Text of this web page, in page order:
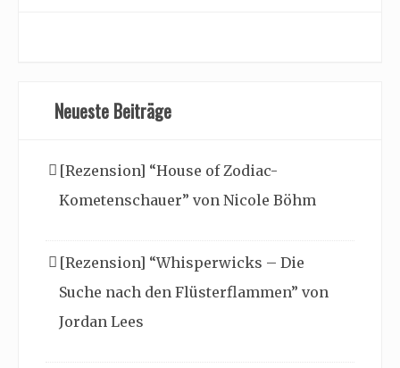
Neueste Beiträge
[Rezension] “House of Zodiac-
Kometenschauer” von Nicole Böhm
[Rezension] “Whisperwicks – Die
Suche nach den Flüsterflammen” von
Jordan Lees